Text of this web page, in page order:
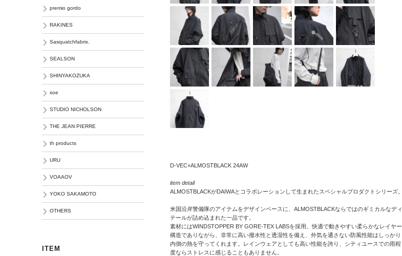
soe
STUDIO
NICHOLSON
THE JEAN
PIERRE
th products
D-VEC×ALMOSTBLACK 24AW
item detail
ALMOSTBLACKがDAIWAとコラボレーションして生まれたスペシャルプロダクトシリーズ。
米国沿岸警備隊のアイテムをデザインベースに、ALMOSTBLACKならではのギミカルなディ
テールが詰め込まれた一品です。
素材にはWINDSTOPPER BY GORE-TEX LABSを採用。快適で動きやすい柔らかなレイヤー
構造でありながら、非常に高い撥水性と透湿性を備え、外気を通さない防風性能はしっかり
内側の熱を守ってくれます。レインウェアとしても高い性能を誇り、シティユースでの雨程
度ならストレスに感じることもありません。
premio gordo
RAKINES
Sasquatchfabrix.
SEALSON
SHINYAKOZUKA
soe
STUDIO NICHOLSON
THE JEAN PIERRE
th products
URU
VOAAOV
YOKO SAKAMOTO
OTHERS
ITEM